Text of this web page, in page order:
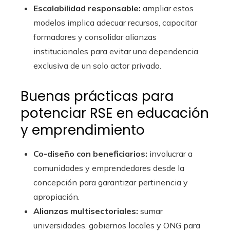
Escalabilidad responsable: ampliar estos
modelos implica adecuar recursos, capacitar
formadores y consolidar alianzas
institucionales para evitar una dependencia
exclusiva de un solo actor privado.
Buenas prácticas para
potenciar RSE en educación
y emprendimiento
Co-diseño con beneficiarios: involucrar a
comunidades y emprendedores desde la
concepción para garantizar pertinencia y
apropiación.
Alianzas multisectoriales: sumar
universidades, gobiernos locales y ONG para